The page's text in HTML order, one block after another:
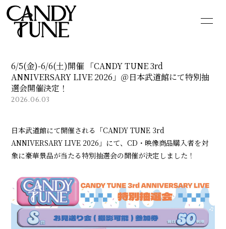
SCHEDULE
PROFILE
VIDEO
BLOG
MOVIE
6/5(金)-6/6(土)開催 「CANDY TUNE 3rd
ANNIVERSARY LIVE 2026」＠日本武道館にて特別抽
選会開催決定！
2026.06.03
日本武道館にて開催される「CANDY TUNE 3rd
ANNIVERSARY LIVE 2026」にて、CD・映像商品購入者を対
象に豪華景品が当たる特別抽選会の開催が決定しました！